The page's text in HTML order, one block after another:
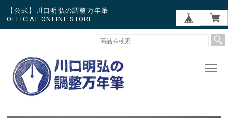
【公式】川口明弘の調整万年筆
OFFICIAL ONLINE STORE